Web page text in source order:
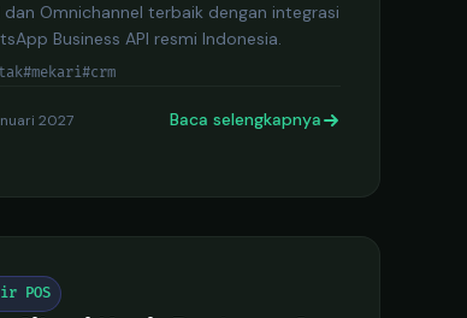
dan Omnichannel terbaik dengan integrasi
Business API resmi Indonesia.
#mekari#crm
2027 Baca selengkapnya
POS